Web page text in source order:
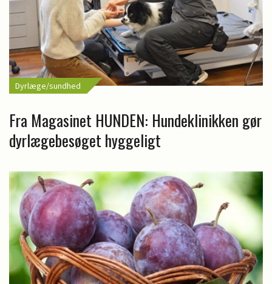
Dyrlæge/sundhed
Fra Magasinet HUNDEN: Hundeklinikken gør
dyrlægebesøget hyggeligt